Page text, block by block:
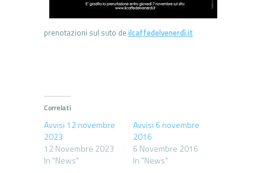
prenotazioni sul suto de ilcaffedelvenerdì.it
Correlati
Avvisi 12 novembre
2023
12 Novembre 2023
In "News"
Avvisi 6 novembre
2016
6 Novembre 2016
In "News"